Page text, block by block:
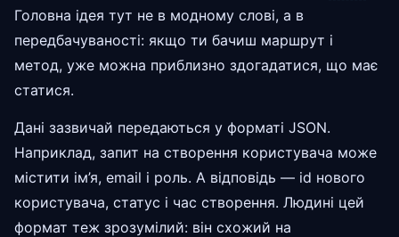
Головна ідея тут не в модному слові, а в
передбачуваності: якщо ти бачиш маршрут і
метод, уже можна приблизно здогадатися, що має
статися.
Дані зазвичай передаються у форматі JSON.
Наприклад, запит на створення користувача може
містити ім’я, email і роль. А відповідь — id нового
користувача, статус і час створення. Людині цей
формат теж зрозумілий: він схожий на